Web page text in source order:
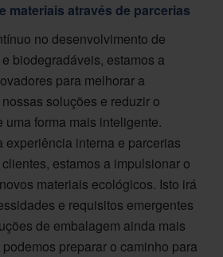
materiais através de parcerias
no desenvolvimento de
biodegradáveis, estamos a
para melhorar a
soluções e reduzir o
uma forma mais inteligente.
experiência interna e parcerias
estamos a impulsionar o
materiais ecológicos. Isto irá
e requisitos emergentes
de embalagem ainda mais
preparar o caminho para